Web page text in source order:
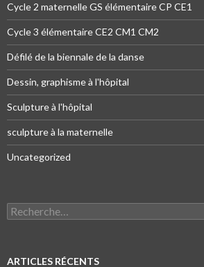
Cycle 2 maternelle GS élémentaire CP CE1
Cycle 3 élémentaire CE2 CM1 CM2
Défilé de la biennale de la danse
Dessin, graphisme à l'hôpital
Sculpture à l'hôpital
sculpture à la maternelle
Uncategorized
Recherche pour :
ARTICLES RÉCENTS